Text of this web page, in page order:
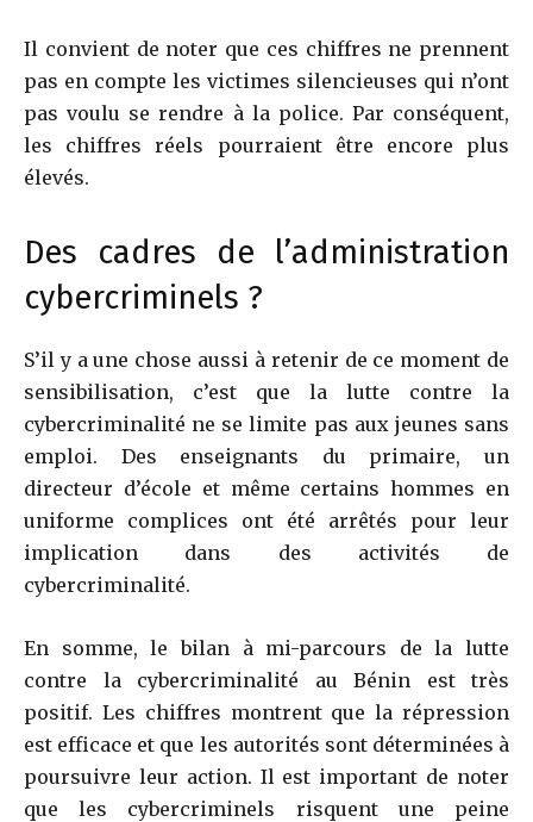
Il convient de noter que ces chiffres ne prennent
pas en compte les victimes silencieuses qui n’ont
pas voulu se rendre à la police. Par conséquent,
les chiffres réels pourraient être encore plus
élevés.
Des cadres de l’administration
cybercriminels ?
S’il y a une chose aussi à retenir de ce moment de
sensibilisation, c’est que la lutte contre la
cybercriminalité ne se limite pas aux jeunes sans
emploi. Des enseignants du primaire, un
directeur d’école et même certains hommes en
uniforme complices ont été arrêtés pour leur
implication dans des activités de
cybercriminalité.
En somme, le bilan à mi-parcours de la lutte
contre la cybercriminalité au Bénin est très
positif. Les chiffres montrent que la répression
est efficace et que les autorités sont déterminées à
poursuivre leur action. Il est important de noter
que les cybercriminels risquent une peine